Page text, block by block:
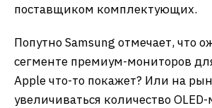
поставщиком комплектующих.
Попутно Samsung отмечает, что
сегменте премиум-мониторов
Apple что-то покажет? Или на
увеличиваться количество